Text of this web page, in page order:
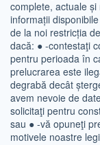
complete, actuale
informații
de la noi restricția
dacă: ● -contestaţi
pentru perioada în
prelucrarea este
degrabă decât
avem nevoie de
solicitaţi pentru
sau ● -vă opuneţi
motivele noastre